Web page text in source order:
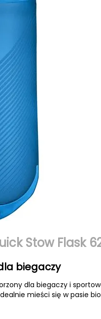
Stow Flask
biegaczy
dla biegaczy i
mieści się w pasie